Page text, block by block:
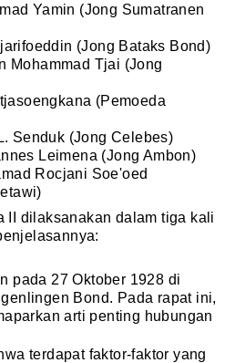
Yamin (Jong Sumatranen
(Jong Bataks Bond)
Mohammad Tjai (Jong
(Pemoeda
Senduk (Jong Celebes)
Leimena (Jong Ambon)
Rocjani Soe'oed
II dilaksanakan dalam tiga kali
pada 27 Oktober 1928 di
Bond. Pada rapat ini,
arti penting hubungan
terdapat faktor-faktor yang